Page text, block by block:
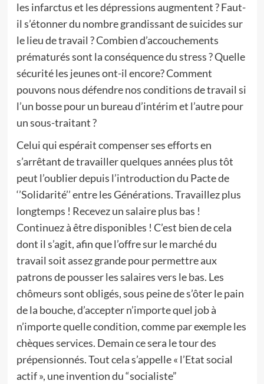
les infarctus et les dépressions augmentent ? Faut-
il s’étonner du nombre grandissant de suicides sur
le lieu de travail ? Combien d’accouchements
prématurés sont la conséquence du stress ? Quelle
sécurité les jeunes ont-il encore? Comment
pouvons nous défendre nos conditions de travail si
l’un bosse pour un bureau d’intérim et l’autre pour
un sous-traitant ?
Celui qui espérait compenser ses efforts en
s’arrêtant de travailler quelques années plus tôt
peut l’oublier depuis l’introduction du Pacte de
‘’Solidarité’’ entre les Générations. Travaillez plus
longtemps ! Recevez un salaire plus bas !
Continuez à être disponibles ! C’est bien de cela
dont il s’agit, afin que l’offre sur le marché du
travail soit assez grande pour permettre aux
patrons de pousser les salaires vers le bas. Les
chômeurs sont obligés, sous peine de s’ôter le pain
de la bouche, d’accepter n’importe quel job à
n’importe quelle condition, comme par exemple les
chèques services. Demain ce sera le tour des
prépensionnés. Tout cela s’appelle « l’Etat social
actif », une invention du “socialiste”